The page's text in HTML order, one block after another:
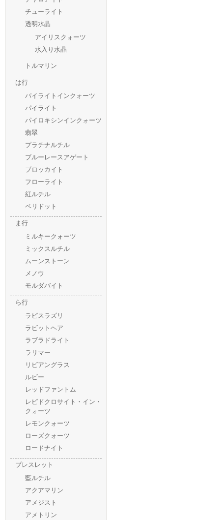
チューライト
透明水晶
アイリスクォーツ
水入り水晶
トルマリン
は行
パイライトインクォーツ
パイライト
パイロキシンインクォーツ
翡翠
プラチナルチル
ブルーレースアゲート
ブロッカイト
フローライト
紅ルチル
ペリドット
ま行
ミルキークォーツ
ミックスルチル
ムーンストーン
メノウ
モルダバイト
ら行
ラピスラズリ
ラビットヘア
ラブラドライト
ラリマー
リビアングラス
ルビー
レッドファントム
レピドクロサイト・イン・
クォーツ
レモンクォーツ
ローズクォーツ
ロードナイト
ブレスレット
藍ルチル
アクアマリン
アメジスト
アメトリン